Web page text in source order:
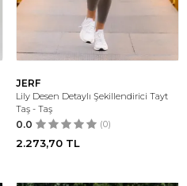
JERF
Lily Desen Detaylı Şekillendirici Tayt
Taş - Taş
0.0 (0)
2.273,70 TL